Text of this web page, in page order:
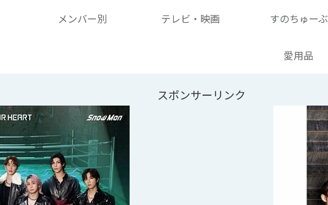
メンバー別 テレビ・映画 すのちゅーぶ
愛用品
スポンサーリンク